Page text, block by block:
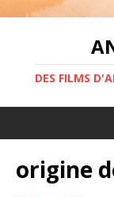
DES FILMS
origine